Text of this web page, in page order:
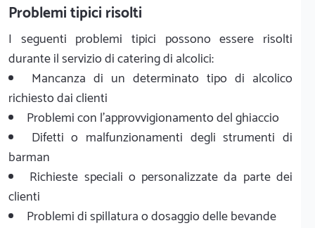
Problemi tipici risolti
I seguenti problemi tipici possono essere risolti
durante il servizio di catering di alcolici:
Mancanza di un determinato tipo di alcolico
richiesto dai clienti
Problemi con l'approvvigionamento del ghiaccio
Difetti o malfunzionamenti degli strumenti di
barman
Richieste speciali o personalizzate da parte dei
clienti
Problemi di spillatura o dosaggio delle bevande